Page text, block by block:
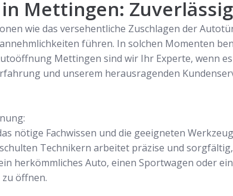
Mettingen:
wie das versehentliche Zuschlagen der
führen. In solchen Momenten
Mettingen sind wir Ihr Experte, wenn
und unserem herausragenden
nötige Fachwissen und die geeigneten
Technikern arbeitet präzise und
herkömmliches Auto, einen Sportwagen oder
öffnen.